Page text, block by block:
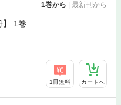
1巻から 最新刊から
】 1巻
1冊無料 カートへ